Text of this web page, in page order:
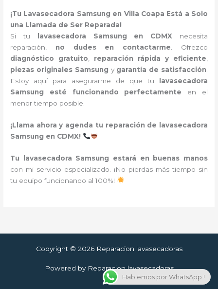
¡Tu Lavasecadora Samsung en Villa Coapa Está a Solo
una Llamada de Ser Reparada!
Si tu
lavasecadora Samsung en CDMX necesita
reparación, no dudes en contactarme . Ofrezco
diagnóstico gratuito
reparación rápida y eficiente
piezas originales Samsung y garantía de satisfacción
Estoy aquí para asegurarme de que tu
lavasecadora
Samsung esté funcionando perfectamente en el
menor tiempo posible.
¡Llama ahora y agenda tu reparación de lavasecadora
Samsung en CDMX!
Tu lavasecadora Samsung estará en buenas manos
con mi servicio especializado. ¡No pierdas más tiempo sin
tu equipo funcionando al 100%!
Copyright © 2026 Reparacion lavasecadoras
Powered by Reparacion lavasecadoras
Hablemos por WhatsApp !